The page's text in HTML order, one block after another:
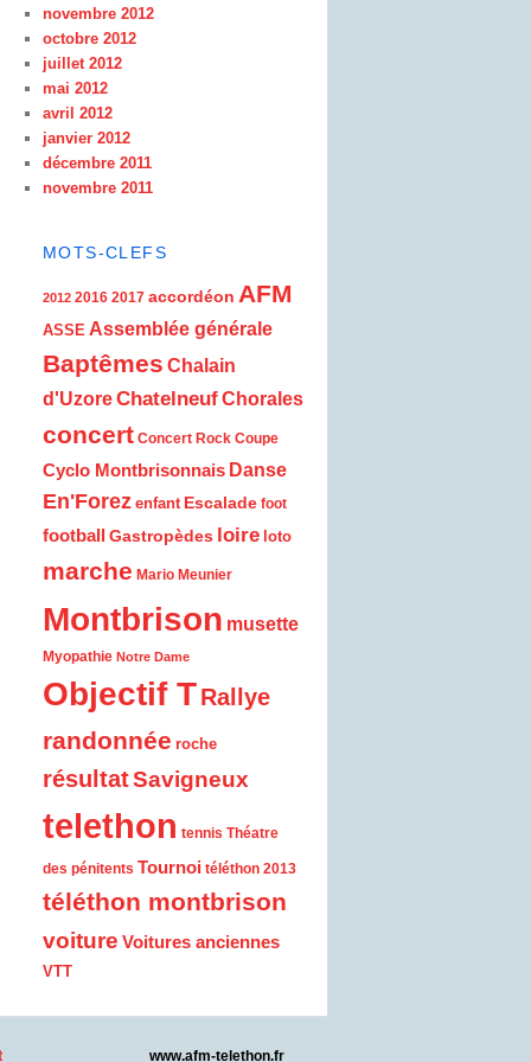
novembre 2012
octobre 2012
juillet 2012
mai 2012
avril 2012
janvier 2012
décembre 2011
novembre 2011
MOTS-CLEFS
2012 2016 2017 accordéon AFM
ASSE Assemblée générale
Baptêmes Chalain
d'UzoreChatelneufChorales
concert Concert Rock Coupe
Cyclo Montbrisonnais Danse
En'Forez enfant Escalade foot
football Gastropèdes loire loto
marche Mario Meunier
Montbrison musette
Myopathie Notre Dame
Objectif TRallye
randonnée roche
résultatSavigneux
telethon tennis Théatre
des pénitents Tournoi téléthon 2013
téléthon montbrison
voiture Voitures anciennes
VTT
www.afm-telethon.fr